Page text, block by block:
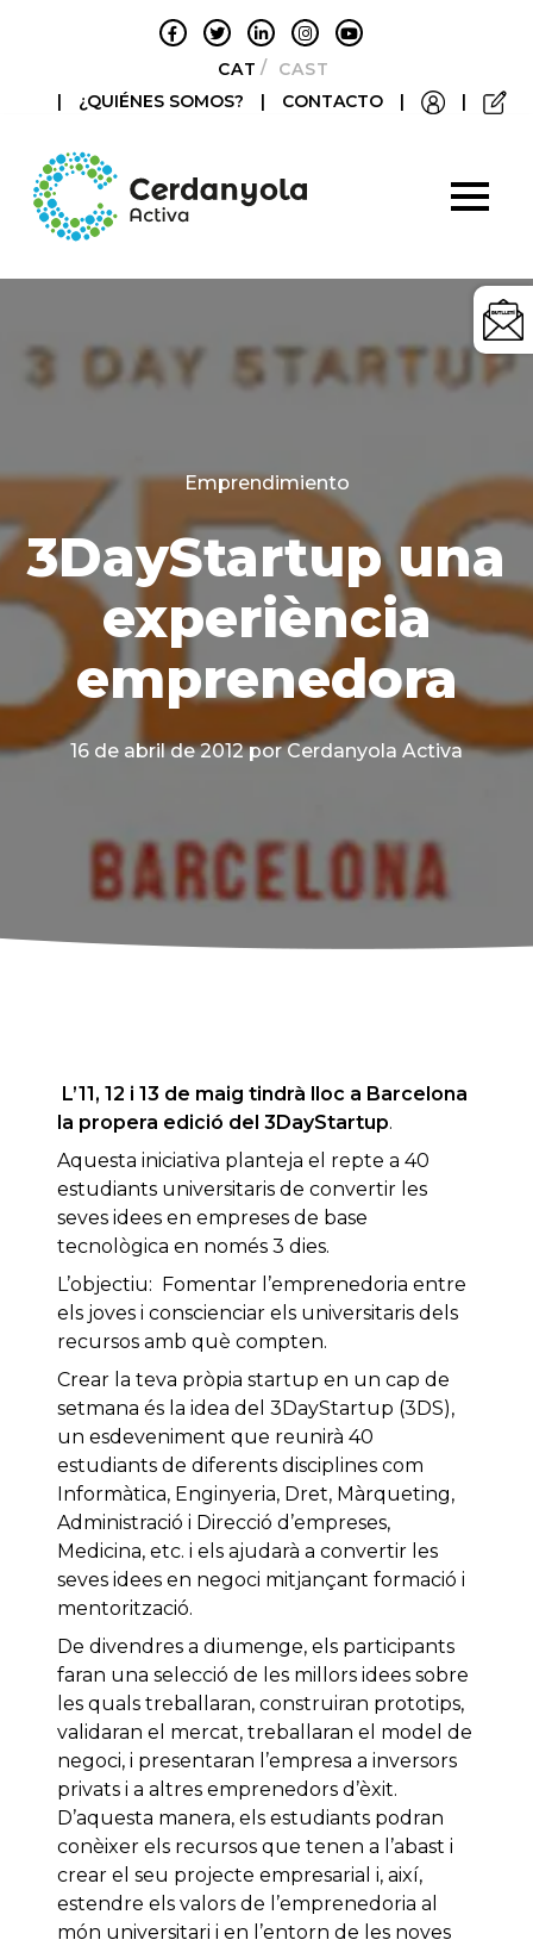
CATALÀCASTELLANO
|
¿QUIÉNES SOMOS? | CONTACTO | |
Categories
Emprendimiento
3DayStartup una
experiència
emprenedora
16 de abril de 2012 por Cerdanyola Activa
L’11, 12 i 13 de maig tindrà lloc a Barcelona
la propera edició del 3DayStartup.
Aquesta iniciativa planteja el repte a 40
estudiants universitaris de convertir les
seves idees en empreses de base
tecnològica en només 3 dies.
L’objectiu: Fomentar l’emprenedoria entre
els joves i conscienciar els universitaris dels
recursos amb què compten.
Crear la teva pròpia startup en un cap de
setmana és la idea del 3DayStartup (3DS),
un esdeveniment que reunirà 40
estudiants de diferents disciplines com
Informàtica, Enginyeria, Dret, Màrqueting,
Administració i Direcció d’empreses,
Medicina, etc. i els ajudarà a convertir les
seves idees en negoci mitjançant formació i
mentorització.
De divendres a diumenge, els participants
faran una selecció de les millors idees sobre
les quals treballaran, construiran prototips,
validaran el mercat, treballaran el model de
negoci, i presentaran l’empresa a inversors
privats i a altres emprenedors d’èxit.
D’aquesta manera, els estudiants podran
conèixer els recursos que tenen a l’abast i
crear el seu projecte empresarial i, així,
estendre els valors de l’emprenedoria al
món universitari i en l’entorn de les noves